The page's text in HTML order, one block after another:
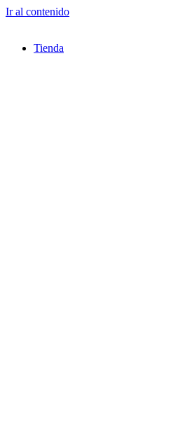
Ir al contenido
Tienda